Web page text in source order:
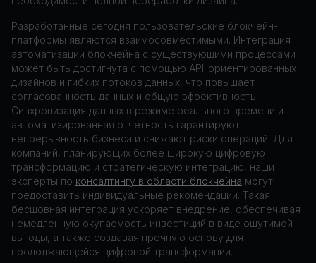
Разработанные сегодня пользовательские блокчейн-
платформы являются взаимосовместимыми. Интеграция
автоматизации блокчейна с существующими процессами
может быть достигнута с помощью API-ориентированных
дизайнов и гибких потоков данных, что повышает
согласованность данных и общую эффективность.
Синхронизация данных в режиме реального времени и
автоматизированная отчетность гарантируют
непрерывность бизнеса и снижают риски операций. Для
компаний, планирующих более широкую цифровую
трансформацию и стратегическую интеграцию, наши
эксперты по консалтингу в области блокчейна могут
предоставить индивидуальные рекомендации. Такая
бесшовная интеграция ускоряет внедрение, обеспечивая
немедленную окупаемость инвестиций в виде ощутимой
выгоды, а также создавая прочную основу для
продолжающейся цифровой трансформации.